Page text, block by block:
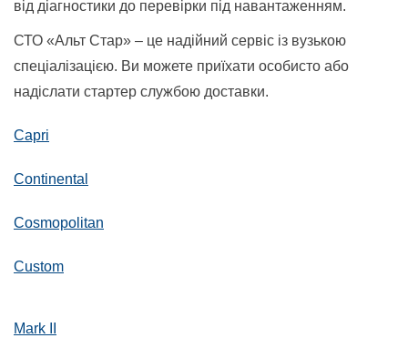
від діагностики до перевірки під навантаженням.
СТО «Альт Стар» – це надійний сервіс із вузькою
спеціалізацією. Ви можете приїхати особисто або
надіслати стартер службою доставки.
Capri
Continental
Cosmopolitan
Custom
Mark II